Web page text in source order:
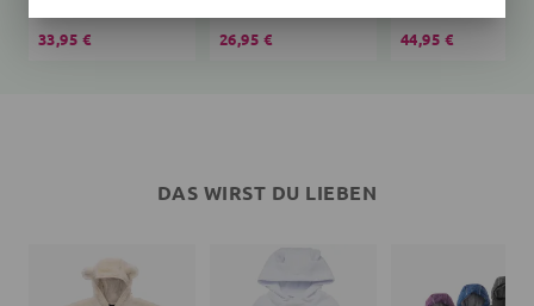
33,95 € 26,95 € 44,95 €
DAS WIRST DU LIEBEN